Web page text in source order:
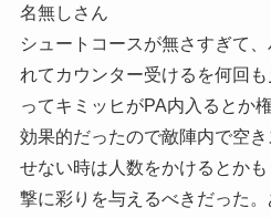
名無しさん
シュートコースが無さすぎて
れてカウンター受けるを何回
ってキミッヒがPA内入るとか
効果的だったので敵陣内で空
せない時は人数をかけるとか
撃に彩りを与えるべきだった